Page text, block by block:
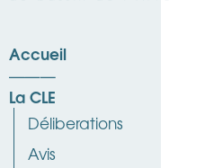
Accueil
La CLE
Déliberations
Avis